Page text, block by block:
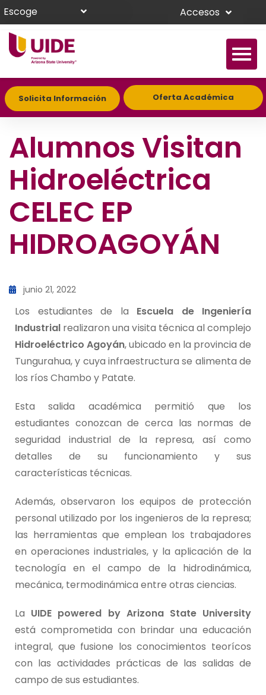
Escoge Accesos
Solicita Información Oferta Académica
Alumnos Visitan
Hidroeléctrica
CELEC EP
HIDROAGOYÁN
junio 21, 2022
Los estudiantes de la Escuela de Ingeniería
Industrial realizaron una visita técnica al complejo
Hidroeléctrico Agoyán, ubicado en la provincia de
Tungurahua, y cuya infraestructura se alimenta de
los ríos Chambo y Patate.
Esta salida académica permitió que los
estudiantes conozcan de cerca las normas de
seguridad industrial de la represa, así como
detalles de su funcionamiento y sus
características técnicas.
Además, observaron los equipos de protección
personal utilizado por los ingenieros de la represa;
las herramientas que emplean los trabajadores
en operaciones industriales, y la aplicación de la
tecnología en el campo de la hidrodinámica,
mecánica, termodinámica entre otras ciencias.
La UIDE powered by Arizona State University
está comprometida con brindar una educación
integral, que fusione los conocimientos teorícos
con las actividades prácticas de las salidas de
campo de sus estudiantes.